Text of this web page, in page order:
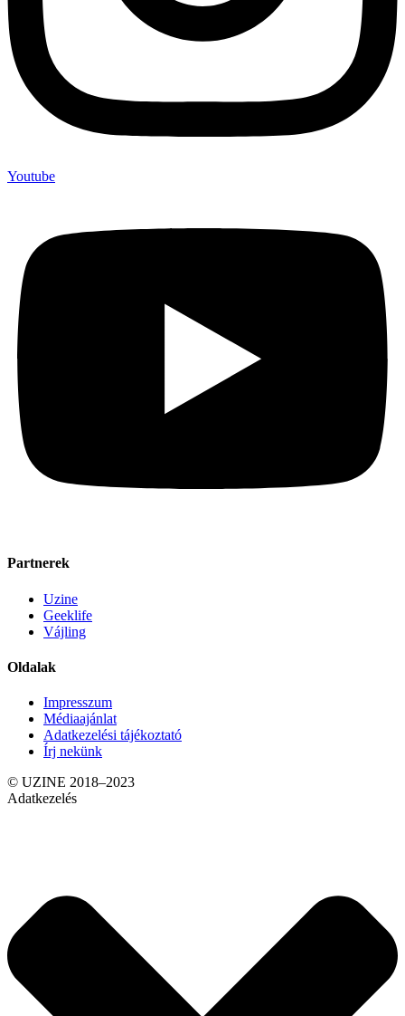
Youtube
Partnerek
Uzine
Geeklife
Vájling
Oldalak
Impresszum
Médiaajánlat
Adatkezelési tájékoztató
Írj nekünk
© UZINE 2018–2023
Adatkezelés